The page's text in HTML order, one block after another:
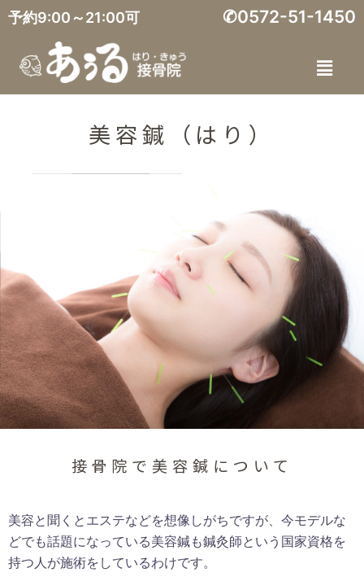
予約9:00～21:00可 ✆0572-51-1450
美容鍼（はり）
接骨院で美容鍼について
美容と聞くとエステなどを想像しがちですが、今モデルな
どでも話題になっている美容鍼も鍼灸師という国家資格を
持つ人が施術をしているわけです。